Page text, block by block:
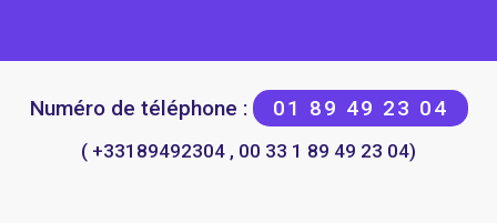
Numéro de téléphone : 01 89 49 23 04
( +33189492304 , 00 33 1 89 49 23 04)